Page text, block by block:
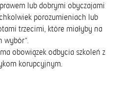
lub dobrymi obyczajami
porozumieniach lub
trzecimi, które miałyby na
wybór”.
obowiązek odbycia szkoleń z
korupcyjnym.